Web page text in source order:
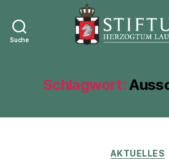
Suche
Schlagwort:
AKTUELLES